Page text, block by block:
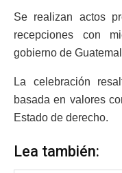
Se realizan actos
recepciones con
gobierno de
La celebración
basada en valores
Estado de derecho.
Lea también: